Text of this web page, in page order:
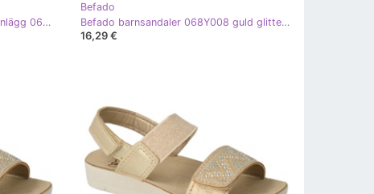
Befado barnsandaler med läderinlägg 062Y005, guld gyllene
Befado
Befado barnsandaler 068Y008 guld glitter hjärta gyllene
16,29 €